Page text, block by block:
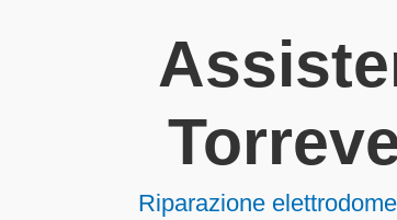
Riparazione